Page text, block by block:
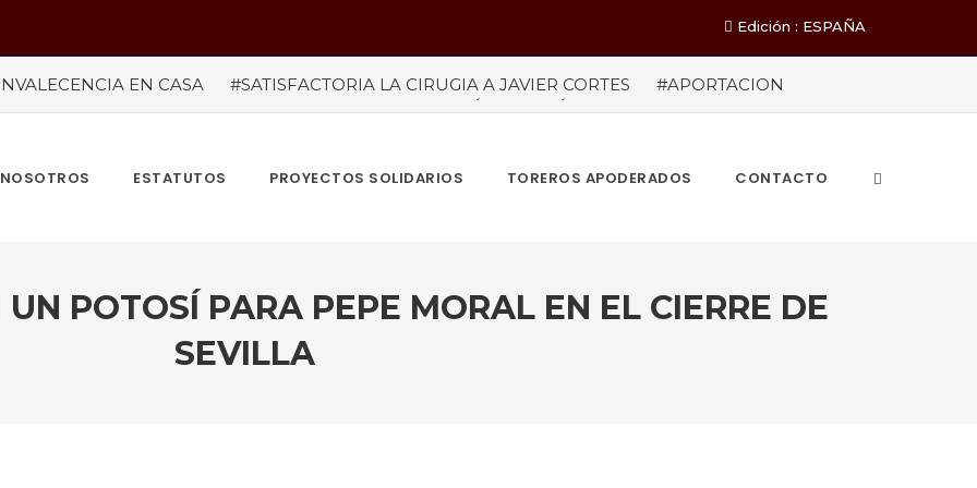
Edición : ESPAÑA
EN CASA #SATISFACTORIA LA CIRUGIA A JAVIER CORTES
#APORTACION
#“LAS VENTAS” ROZÓ EL MILLÓN DE ASISTENTES Las cifras
TAURINA SE VISTE DE LUCES EN BOGOTA
NOSOTROS ESTATUTOS PROYECTOS SOLIDARIOS TOREROS APODERADOS CONTACTO
POTOSÍ PARA PEPE MORAL EN EL CIERRE DE
SEVILLA